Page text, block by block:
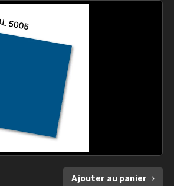
Ajouter au panier